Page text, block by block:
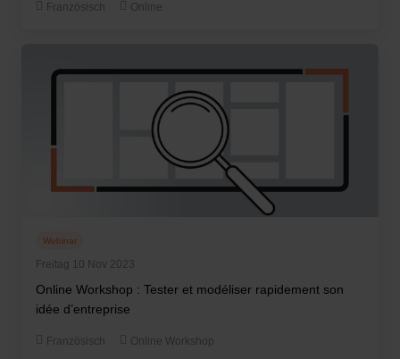
Französisch Online
Freitag 10 Nov 2023
Webinar
Online Workshop : Tester et modéliser rapidement son
idée d’entreprise
Französisch Online Workshop